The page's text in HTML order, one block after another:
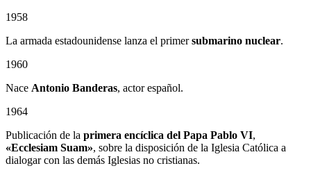
1958
La armada estadounidense lanza el primersubmarino nuclear.
1960
Nace Antonio Banderas, actor español.
1964
Publicación de la primera encíclica del Papa Pablo VI,
«Ecclesiam Suam», sobre la disposición de la Iglesia Católica a
dialogar con las demás Iglesias no cristianas.